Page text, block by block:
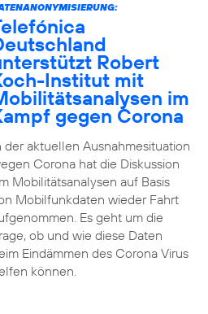
Robert
Institut mit
im
gegen Corona
der aktuellen Ausnahmesituation
Corona hat die Diskussion
Mobilitätsanalysen auf Basis
Mobilfunkdaten wieder Fahrt
Es geht um die
ob und wie diese Daten
Eindämmen des Corona Virus
können.